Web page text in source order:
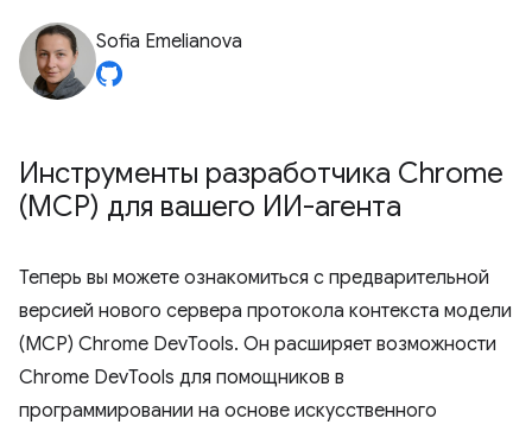
Sofia Emelianova
Инструменты разработчика Chrome
(MCP) для вашего ИИ-агента
Теперь вы можете ознакомиться с предварительной
версией нового сервера протокола контекста модели
(MCP) Chrome DevTools. Он расширяет возможности
Chrome DevTools для помощников в
программировании на основе искусственного